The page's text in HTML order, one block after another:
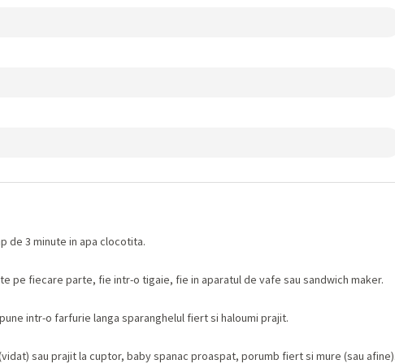
de 3 minute in apa clocotita.
pe fiecare parte, fie intr-o tigaie, fie in aparatul de vafe sau sandwich maker.
intr-o farfurie langa sparanghelul fiert si haloumi prajit.
sau prajit la cuptor, baby spanac proaspat, porumb fiert si mure (sau afine).